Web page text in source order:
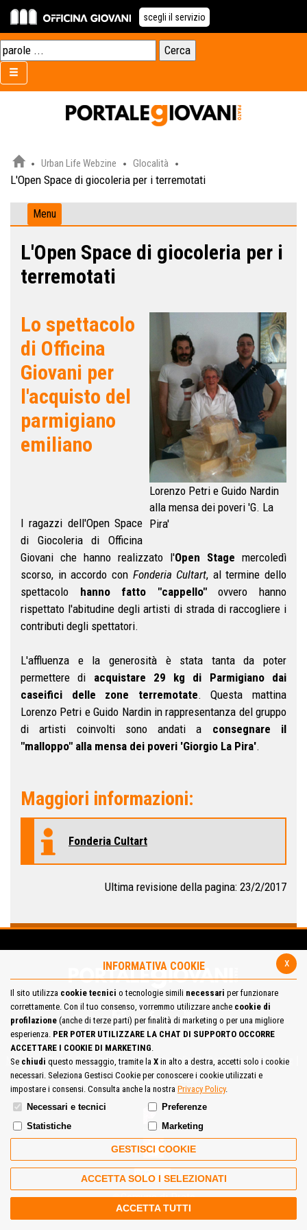
scegli il servizio
Urban Life Webzine Glocalità
L'Open Space di giocoleria per i terremotati
Menu
L'Open Space di giocoleria per i
terremotati
Lorenzo Petri e Guido Nardin
alla mensa dei poveri 'G. La
Pira'
Lo spettacolo
di Officina
Giovani per
l'acquisto del
parmigiano
emiliano
I ragazzi dell'Open Space
di Giocoleria di Officina
Giovani che hanno realizzato l'Open Stage mercoledì
scorso, in accordo con Fonderia Cultart, al termine dello
spettacolo hanno fatto "cappello"ovvero hanno
rispettato l'abitudine degli artisti di strada di raccogliere i
contributi degli spettatori.
L'affluenza e la generosità è stata tanta da poter
permettere di acquistare 29 kg di Parmigiano dai
caseifici delle zone terremotate. Questa mattina
Lorenzo Petri e Guido Nardin in rappresentanza del gruppo
di artisti coinvolti sono andati a consegnare il
"malloppo" alla mensa dei poveri 'Giorgio La Pira'.
Maggiori informazioni:
Fonderia Cultart
Ultima revisione della pagina: 23/2/2017
Mappa del Sito Privacy Policy Cookie Policy
Contatta la redazione
Cosa pensi del portale
Comune di Prato
x
INFORMATIVA COOKIE
Il sito utilizza cookie tecnici o tecnologie simili necessari per funzionare
correttamente. Con il tuo consenso, vorremmo utilizzare anche cookie di
profilazione (anche di terze parti) per finalità di marketing o per una migliore
esperienza. PER POTER UTILIZZARE LA CHAT DI SUPPORTO OCCORRE
ACCETTARE I COOKIE DI MARKETING.
Se chiudi questo messaggio, tramite la X in alto a destra, accetti solo i cookie
necessari. Seleziona Gestisci Cookie per conoscere i cookie utilizzati e
impostare i consensi. Consulta anche la nostra Privacy Policy.
Necessari e tecnici
Preferenze
Statistiche
Marketing
GESTISCI COOKIE
ACCETTA SOLO I SELEZIONATI
ACCETTA TUTTI